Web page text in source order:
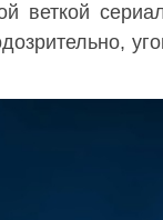
веткой